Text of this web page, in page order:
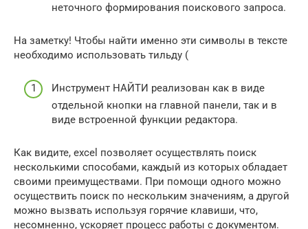
неточного формирования поискового запроса.
На заметку! Чтобы найти именно эти символы в тексте
необходимо использовать тильду (
Инструмент НАЙТИ реализован как в виде
отдельной кнопки на главной панели, так и в
виде встроенной функции редактора.
Как видите, excel позволяет осуществлять поиск
несколькими способами, каждый из которых обладает
своими преимуществами. При помощи одного можно
осуществить поиск по нескольким значениям, а другой
можно вызвать используя горячие клавиши, что,
несомненно, ускоряет процесс работы с документом.